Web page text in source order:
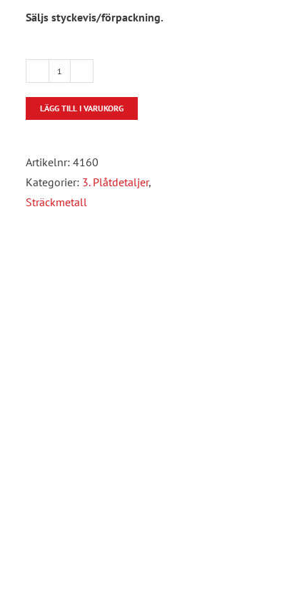
Säljs styckevis/förpackning.
Sträckmetall
Förzinkad
mängd
LÄGG TILL I VARUKORG
Artikelnr: 4160
Kategorier: 3. Plåtdetaljer,
Sträckmetall